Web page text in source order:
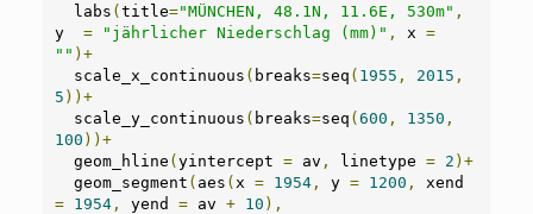
  labs
(title="MÜNCHEN, 48.1N, 11.6E, 530m" ,
y = "jährlicher Niederschlag (mm)" , x =
"" )+
  scale_x_continuous
( breaks=seq ( 1955 , 2015 ,
5 ))+
  scale_y_continuous
( breaks=seq (600 , 1350 ,
100 ))+
  geom_hline
(yintercept = av , linetype = 2 )+
  geom_segment
( aes ( x = 1954 , y = 1200 ,
= 1954 , yend = av + 10 ),